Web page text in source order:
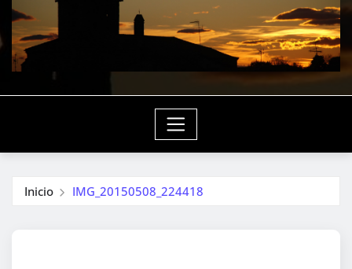
Inicio IMG_20150508_224418